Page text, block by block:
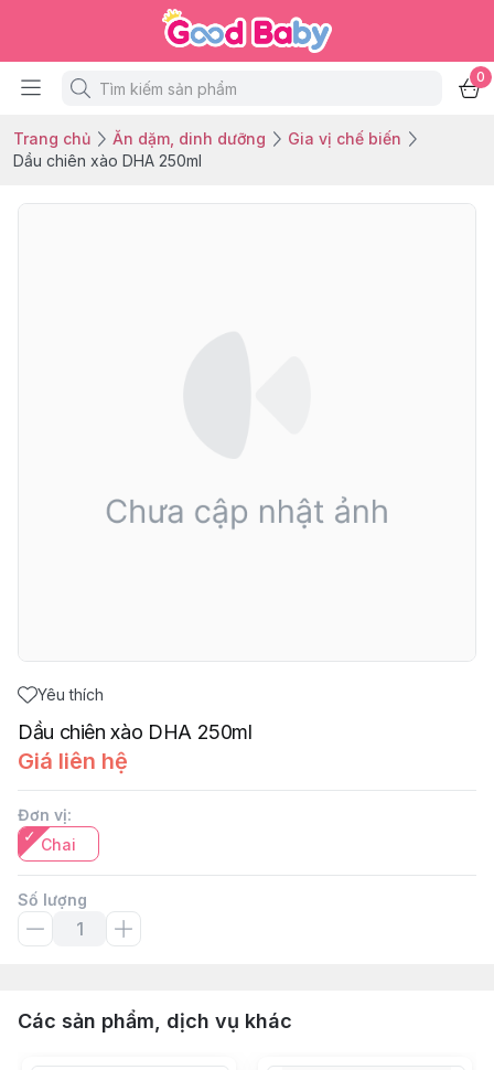
0
Trang chủ Ăn dặm, dinh dưỡng
Gia vị chế biến
Dầu chiên xào DHA 250ml
Yêu thích
Dầu chiên xào DHA 250ml
Giá liên hệ
Đơn vị:
Chai
Số lượng
Các sản phẩm, dịch vụ khác